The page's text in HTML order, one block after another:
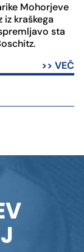
Mohorjeve
iz kraškega
sta
>> VEČ